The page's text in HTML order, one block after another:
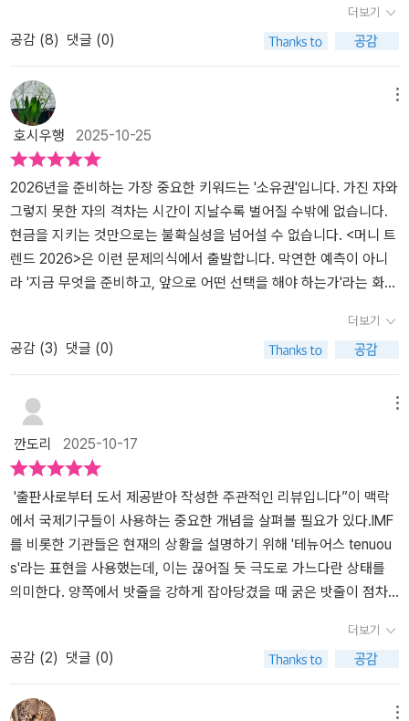
더보기
공감 (8) 댓글 (0)
호시우행 2025-10-25
2026년을 준비하는 가장 중요한 키워드는 '소유권'입니다. 가진 자와
그렇지 못한 자의 격차는 시간이 지날수록 벌어질 수밖에 없습니다.
현금을 지키는 것만으로는 불확실성을 넘어설 수 없습니다. <머니 트
렌드 2026>은 이런 문제의식에서 출발합니다. 막연한 예측이 아니
라 '지금 무엇을 준비하고, 앞으로 어떤 선택을 해야 하는가'라는 화두
책은 돈의 흐름을 지배하는 50가지의 생존 공식을 담고 있는데, 이는
여덟 명의 공저자들이 각자 해당 파트에 글을 올렸다. 먼저 김도윤 작
가는 자기계발 분야 베스트셀러 작가이자 유튜브 <김작가 TV>를 운
영 중이고, 정태익은 15년간 아파트, 상가 등 다양한 부동산의 투자
경험을 유튜브 <부읽남 TV>를 통해 공유하고 있으며, 김광석 이코노
미스트는 KBS, SBS 등 다양한 방송 매체에서 경제 현안을 해설하고
유튜브 <경제읽어주는남자TV>를 통해 경제 이슈와 인사이트를 전한
다. 김승주 공학자는 망網 분리 정책의 개선을 주도한 인물로 <명견
만리>, <차이나는 클라스>등의 방송을 통해 대중들과 호흡하면서 정
보보호 및 블록체인 전문가로 활동 중이고, 김용섭 트렌드 분석가는
국내 10대 그룹사를 비롯해 정부 기관에서 강연과 컨설팅을 수행했으
며, 김학렬 부동산 전문가는 현대건설, GS건설 등 대표 건설사와 함
운용 공동창업자는 20년간 주식시장에 몸담았던 투자 잔문가였다.
마지막으로 최재봉 교수는 챗GPT를 비롯한 디지털 문명을 필두로 인
문, 심리, 비즈니스 등을 탐구하는 공학자이다.총 여섯 개 장으로 구성
된 책은 2026 경제를 전망하다(1장), 주식시장의 다음 도약(2장), 부
더보기
공감 (3) 댓글 (0)
깐도리 2025-10-17
'출판사로부터 도서 제공받아 작성한 주관적인 리뷰입니다”이 맥락
에서 국제기구들이 사용하는 중요한 개념을 살펴볼 필요가 있다.IMF
를 비롯한 기관들은 현재의 상황을 설명하기 위해 '테뉴어스 tenuou
s'라는 표현을 사용했는데, 이는 끊어질 듯 극도로 가느다란 상태를
의미한다. 양쪽에서 밧줄을 강하게 잡아당겼을 때 굵은 밧줄이 점차
비유한 것이다. 즉 당장은 끊어지지 않았지만 불안정하고 위태로운
상황을 나타낸다. (-20-)HBM과 비메모리 반도체에서 삼성전자가 뒤
처진 이유로는 대표적으로 첨단 기술 개발의 실패, 대형 고객 영업력
과 맞춤형 제작 능력 부족이 꼽히나. 범용 DRAM에서는 선도적 기술
더보기
공감 (2) 댓글 (0)